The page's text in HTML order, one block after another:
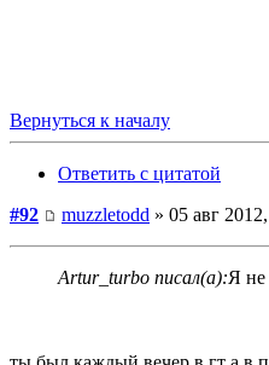
Вернуться к началу
Ответить с цитатой
#92
muzzletodd » 05 авг
Artur_turbo писал(а):Я не